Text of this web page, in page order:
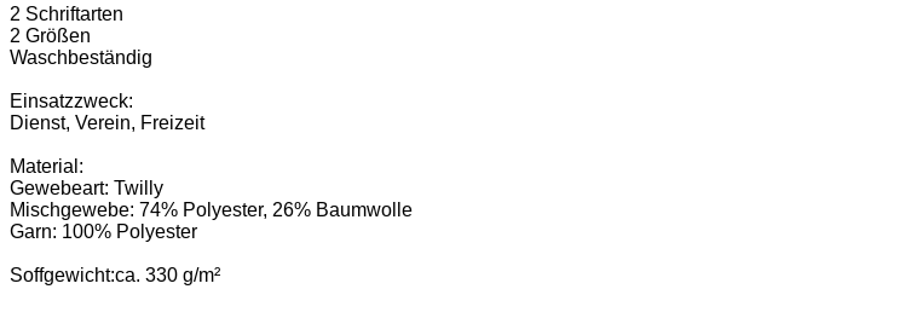
2 Schriftarten
2 Größen
Waschbeständig
Einsatzzweck:
Dienst, Verein, Freizeit
Material:
Gewebeart: Twilly
Mischgewebe: 74% Polyester, 26% Baumwolle
Garn: 100% Polyester
Soffgewicht:ca. 330 g/m²